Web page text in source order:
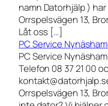
namn Datorhjälp ) har
Orrspelsvägen 13,
Låt oss […]
PC Service
PC Service
Telefon 08 37 21 00
Orrspelsvägen 13,